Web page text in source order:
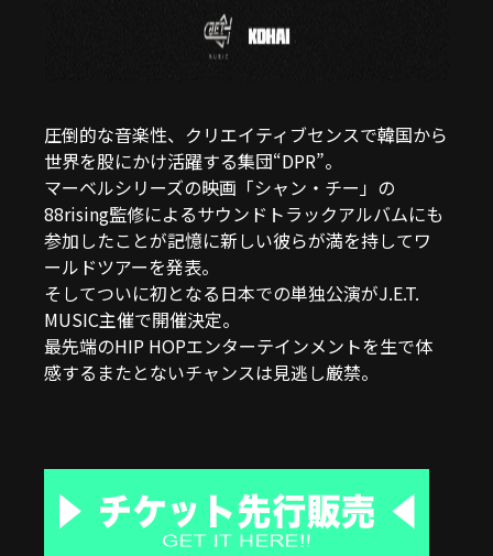
圧倒的な音楽性、クリエイティブセンスで韓国から
世界を股にかけ活躍する集団“DPR”。
マーベルシリーズの映画「シャン・チー」の
88rising監修によるサウンドトラックアルバムにも
参加したことが記憶に新しい彼らが満を持してワ
ールドツアーを発表。
そしてついに初となる日本での単独公演がJ.E.T.
MUSIC主催で開催決定。
最先端のHIP HOPエンターテインメントを生で体
感するまたとないチャンスは見逃し厳禁。